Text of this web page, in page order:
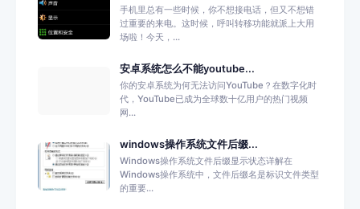
手机里总有一些时候，你不想接电话，但又不想错
过重要的来电。这时候，呼叫转移功能就派上大用
场啦！今天，...
安卓系统怎么不能youtube...
你的安卓系统为何无法访问YouTube？在数字化时
代，YouTube已成为全球数十亿用户的热门视频
网...
windows操作系统文件后缀...
Windows操作系统文件后缀显示状态详解在
Windows操作系统中，文件后缀名是标识文件类型
的重要...